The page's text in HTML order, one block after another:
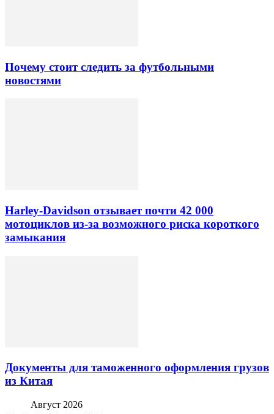
Почему стоит следить за футбольными
новостями
Harley-Davidson отзывает почти 42 000
мотоциклов из-за возможного риска короткого
замыкания
Документы для таможенного оформления грузов
из Китая
Август 2026